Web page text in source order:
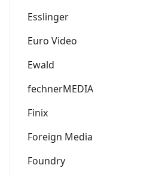
Esslinger
Euro Video
Ewald
fechnerMEDIA
Finix
Foreign Media
Foundry